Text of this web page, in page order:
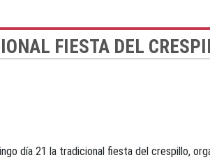
FIESTA DEL
día 21 la tradicional fiesta del crespillo,